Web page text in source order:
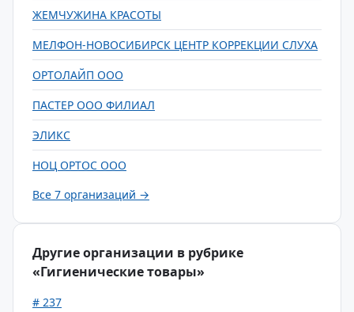
ЖЕМЧУЖИНА КРАСОТЫ
МЕЛФОН-НОВОСИБИРСК ЦЕНТР КОРРЕКЦИИ СЛУХА
ОРТОЛАЙП ООО
ПАСТЕР ООО ФИЛИАЛ
ЭЛИКС
НОЦ ОРТОС ООО
Все 7 организаций →
Другие организации в рубрике
«Гигиенические товары»
# 237